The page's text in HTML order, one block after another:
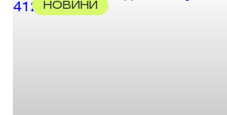
НОВИНИ